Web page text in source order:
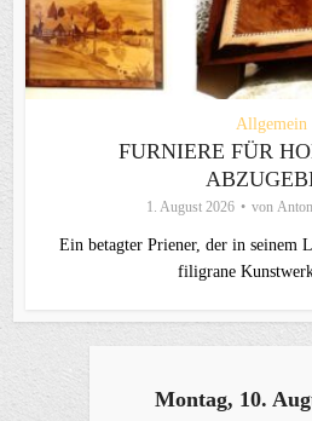
Allgemein
FURNIERE FÜR
1. August 2026 von
Ein betagter Priener, der in seinem
filigrane
Montag, 10.